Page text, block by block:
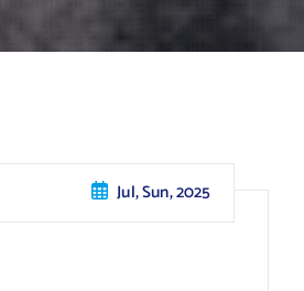
Jul, Sun, 2025